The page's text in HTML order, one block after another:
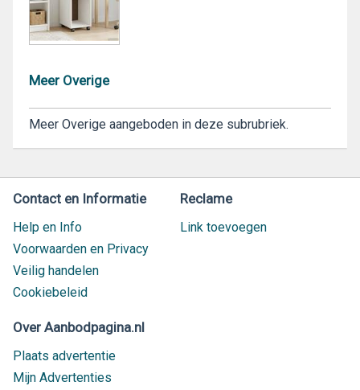
Meer Overige
Meer Overige aangeboden in deze subrubriek.
Contact en Informatie
Help en Info
Voorwaarden en Privacy
Veilig handelen
Cookiebeleid
Reclame
Link toevoegen
Over Aanbodpagina.nl
Plaats advertentie
Mijn Advertenties